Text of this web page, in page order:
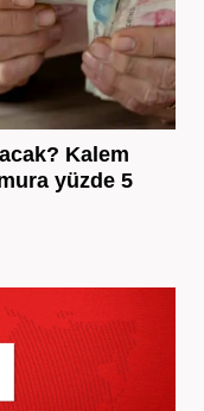
Kalem
yüzde 5